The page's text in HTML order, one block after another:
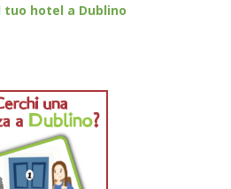
tuo hotel a Dublino